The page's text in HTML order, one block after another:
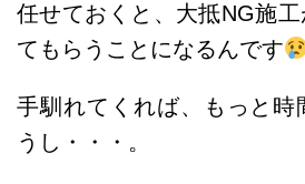
任せておくと、大抵NG施
てもらうことになるんです
手馴れてくれば、もっと時
うし・・・。